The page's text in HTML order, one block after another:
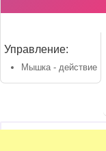
Управление:
Мышка - действие